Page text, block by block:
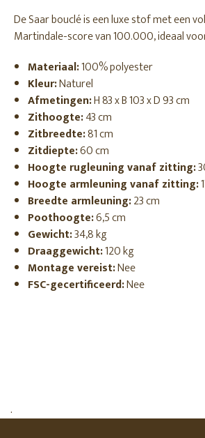
De Saar bouclé is een luxe stof met een
Martindale-score van 100.000, ideaal
Materiaal:100% polyester
Kleur:Naturel
Afmetingen:H 83 x B 103 x D 93 cm
Zithoogte:43 cm
Zitbreedte:81 cm
Zitdiepte:60 cm
Hoogte rugleuning vanaf zitting:
Hoogte armleuning vanaf zitting:
Breedte armleuning:23 cm
Poothoogte:6,5 cm
Gewicht:34,8 kg
Draaggewicht:120 kg
Montage vereist:Nee
FSC-gecertificeerd:Nee
.